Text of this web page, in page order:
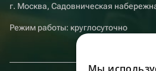
г. Москва, Садовническая
Режим работы: круглосуточно